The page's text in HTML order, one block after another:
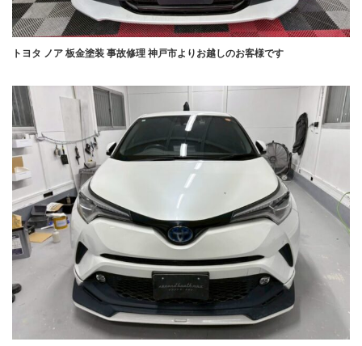
トヨタ ノア 板金塗装 事故修理 神戸市よりお越しのお客様です